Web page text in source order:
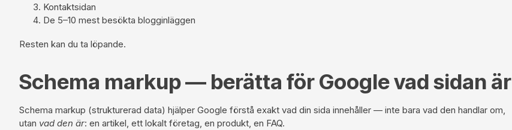
Kontaktsidan
De 5–10 mest besökta blogginläggen
Resten kan du ta löpande.
Schema markup — berätta för Google vad sidan är
Schema markup (strukturerad data) hjälper Google förstå exakt vad din sida innehåller — inte bara vad den handlar om,
utan vad den är: en artikel, ett lokalt företag, en produkt, en FAQ.